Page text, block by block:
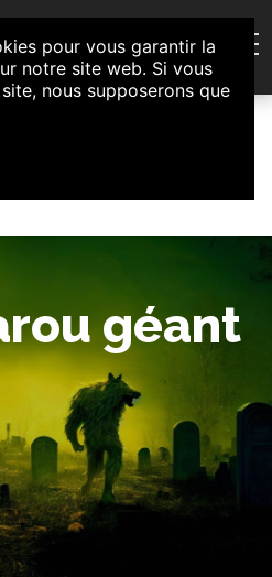
et d'Initiatives Citoyennes
géant
pour vous garantir la
notre site web. Si vous
nous supposerons que